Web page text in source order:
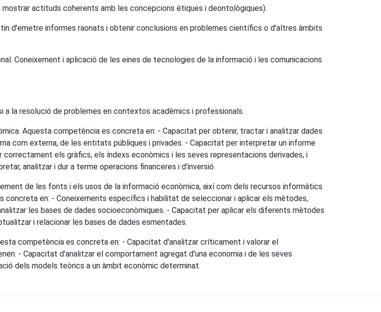
actituds coherents amb les concepcions ètiques i deontològiques).
d'emetre informes raonats i obtenir conclusions en problemes científics o d'altres àmbits
Coneixement i aplicació de les eines de tecnologies de la informació i les comunicacions
la resolució de problemes en contextos acadèmics i professionals.
Aquesta competència es concreta en: - Capacitat per obtenir, tractar i analitzar dades
com externa, de les entitats públiques i privades. - Capacitat per interpretar un informe
els gràfics, els índexs econòmics i les seves representacions derivades, i
analitzar i dur a terme operacions financeres i d'inversió.
de les fonts i els usos de la informació econòmica, així com dels recursos informàtics
en: - Coneixements específics i habilitat de seleccionar i aplicar els mètodes,
les bases de dades socioeconòmiques. - Capacitat per aplicar els diferents mètodes
i relacionar les bases de dades esmentades.
competència es concreta en: - Capacitat d'analitzar críticament i valorar el
- Capacitat d'analitzar el comportament agregat d'una economia i de les seves
dels models teòrics a un àmbit econòmic determinat.